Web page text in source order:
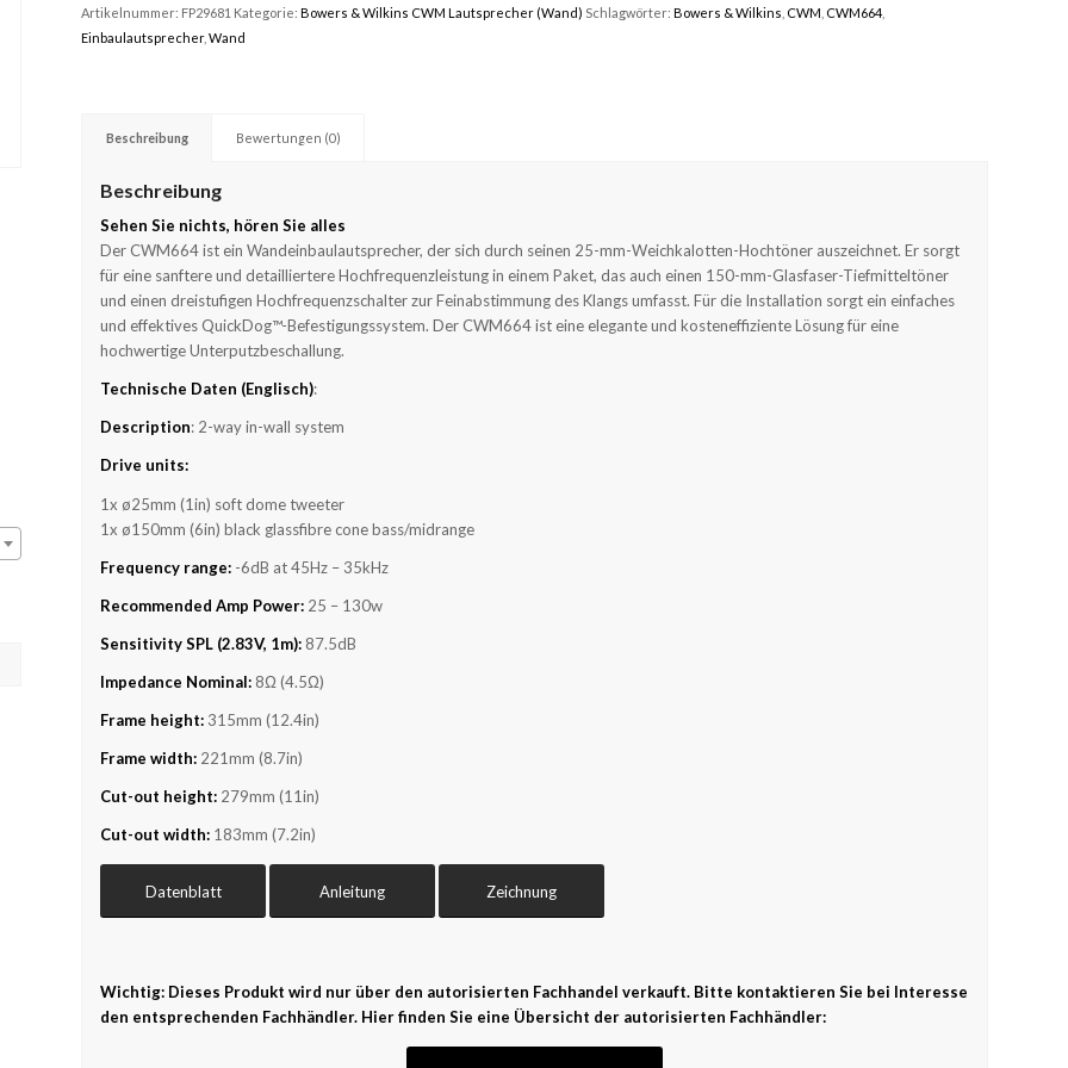
Artikelnummer: FP29681 Kategorie:Bowers & Wilkins CWM Lautsprecher (Wand) Schlagwörter:Bowers & Wilkins CWM CWM664
Einbaulautsprecher,Wand
Beschreibung Bewertungen (0)
Beschreibung
Sehen Sie nichts, hören Sie alles
Der CWM664 ist ein Wandeinbaulautsprecher, der sich durch seinen 25-mm-Weichkalotten-Hochtöner auszeichnet. Er sorgt
für eine sanftere und detailliertere Hochfrequenzleistung in einem Paket, das auch einen 150-mm-Glasfaser-Tiefmitteltöner
und einen dreistufigen Hochfrequenzschalter zur Feinabstimmung des Klangs umfasst. Für die Installation sorgt ein einfaches
und effektives QuickDog™-Befestigungssystem. Der CWM664 ist eine elegante und kosteneffiziente Lösung für eine
hochwertige Unterputzbeschallung.
Technische Daten (Englisch):
Description: 2-way in-wall system
Drive units:
1x ø25mm (1in) soft dome tweeter
1x ø150mm (6in) black glassfibre cone bass/midrange
Frequency range: -6dB at 45Hz – 35kHz
Recommended Amp Power: 25 – 130w
Sensitivity SPL (2.83V, 1m): 87.5dB
Impedance Nominal: 8Ω (4.5Ω)
Frame height: 315mm (12.4in)
Frame width: 221mm (8.7in)
Cut-out height: 279mm (11in)
Cut-out width: 183mm (7.2in)
Datenblatt Anleitung Zeichnung
Wichtig: Dieses Produkt wird nur über den autorisierten Fachhandel verkauft. Bitte kontaktieren Sie bei Interesse
den entsprechenden Fachhändler. Hier finden Sie eine Übersicht der autorisierten Fachhändler: